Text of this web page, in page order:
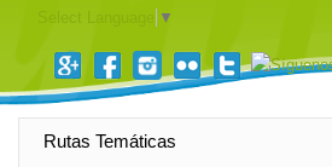
▼
Rutas Temáticas